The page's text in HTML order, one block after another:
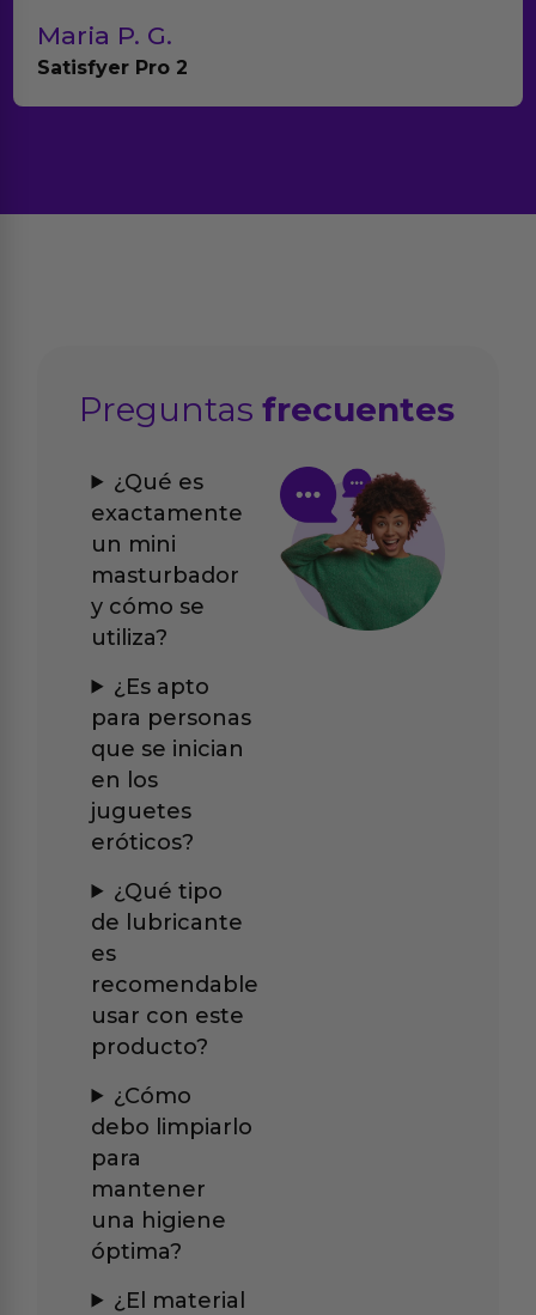
Maria P. G.
Satisfyer Pro 2
Preguntasfrecuentes
¿Qué es
exactamente
un mini
masturbador
y cómo se
utiliza?
¿Es apto
para personas
que se inician
en los
juguetes
eróticos?
¿Qué tipo
de lubricante
es
recomendable
usar con este
producto?
¿Cómo
debo limpiarlo
para
mantener
una higiene
óptima?
¿El material